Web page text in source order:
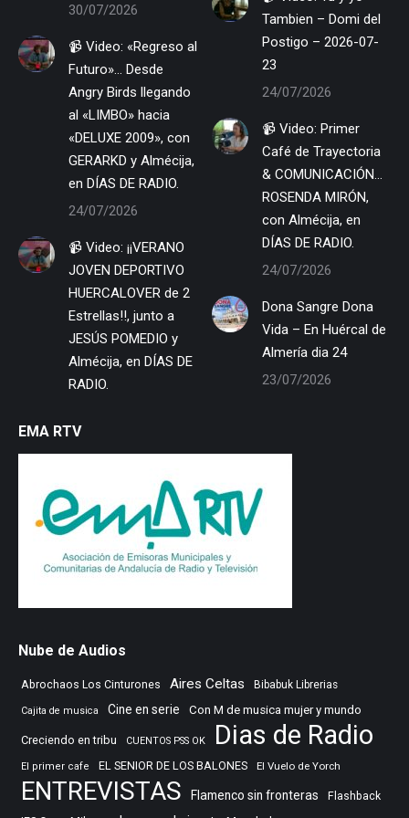
30/07/2026
📹 Video: «Regreso al
Futuro»… Desde
Angry Birds llegando
al «LIMBO» hacia
«DELUXE 2009», con
GERARKD y Almécija,
en DÍAS DE RADIO.
24/07/2026
📹 Video: ¡¡VERANO
JOVEN DEPORTIVO
HUERCALOVER de 2
Estrellas!!, junto a
JESÚS POMEDIO y
Almécija, en DÍAS DE
RADIO.
Tambien – Domi del
Postigo – 2026-07-
23
24/07/2026
📹 Video: Primer
Café de Trayectoria
& COMUNICACIÓN…
ROSENDA MIRÓN,
con Almécija, en
DÍAS DE RADIO.
24/07/2026
Dona Sangre Dona
Vida – En Huércal de
Almería dia 24
23/07/2026
EMA RTV
Nube de Audios
Abrochaos Los Cinturones Aires Celtas Bibabuk Librerias
Cajita de musica Cine en serie Con M de musica mujer y mundo
Creciendo en tribu CUENTOS PSS OK Dias de Radio
El primer cafe EL SENIOR DE LOS BALONES El Vuelo de Yorch
ENTREVISTAS Flamenco sin fronteras Flashback